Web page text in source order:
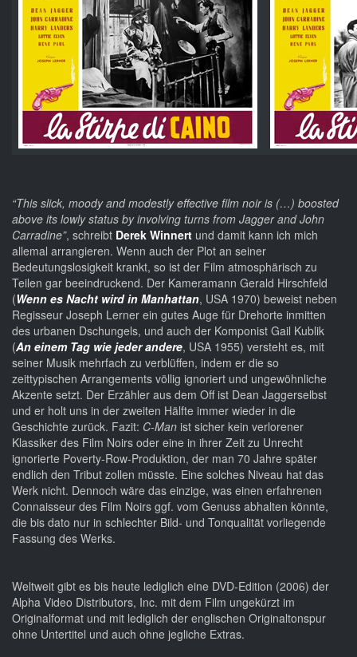
“This slick, moody and modestly effective film noir is (…) boosted
above its lowly status by involving turns from Jagger and John
Carradine”, schreibt Derek Winnert und damit kann ich mich
allemal arrangieren. Wenn auch der Plot an seiner
Bedeutungslosigkeit krankt, so ist der Film atmosphärisch zu
Teilen gar beeindruckend. Der Kameramann Gerald Hirschfeld
(Wenn es Nacht wird in Manhattan, USA 1970) beweist neben
Regisseur Joseph Lerner ein gutes Auge für Drehorte inmitten
des urbanen Dschungels, und auch der Komponist Gail Kublik
(An einem Tag wie jeder andere, USA 1955) versteht es, mit
seiner Musik mehrfach zu verblüffen, indem er die so
zeittypischen Arrangements völlig ignoriert und ungewöhnliche
Akzente setzt. Der Erzähler aus dem Off ist Dean Jaggerselbst
und er holt uns in der zweiten Hälfte immer wieder in die
Geschichte zurück. Fazit: C-Man ist sicher kein verlorener
Klassiker des Film Noirs oder eine in ihrer Zeit zu Unrecht
ignorierte Poverty-Row-Produktion, der man 70 Jahre später
endlich den Tribut zollen müsste. Eine solches Niveau hat das
Werk nicht. Dennoch wäre das einzige, was einen erfahrenen
Connaisseur des Film Noirs ggf. vom Genuss abhalten könnte,
die bis dato nur in schlechter Bild- und Tonqualität vorliegende
Fassung des Werks.
Weltweit gibt es bis heute lediglich eine DVD-Edition (2006) der
Alpha Video Distributors, Inc. mit dem Film ungekürzt im
Originalformat und mit lediglich der englischen Originaltonspur
ohne Untertitel und auch ohne jegliche Extras.